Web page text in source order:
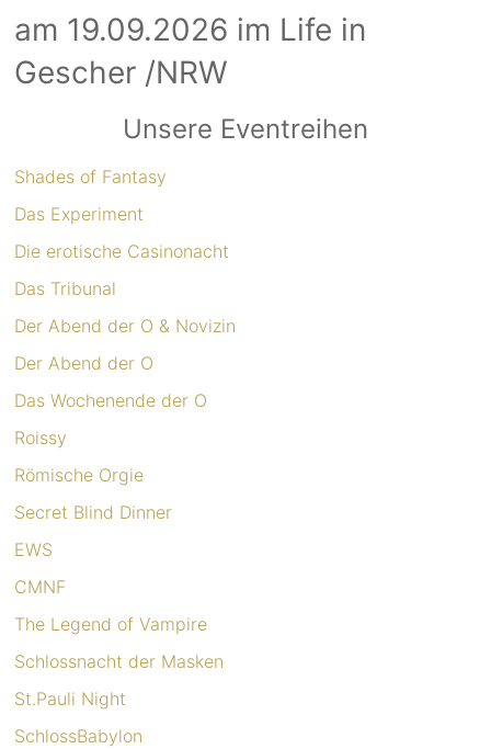
am 19.09.2026 im Life in
Gescher /NRW
Unsere Eventreihen
Shades of Fantasy
Das Experiment
Die erotische Casinonacht
Das Tribunal
Der Abend der O & Novizin
Der Abend der O
Das Wochenende der O
Roissy
Römische Orgie
Secret Blind Dinner
EWS
CMNF
The Legend of Vampire
Schlossnacht der Masken
St.Pauli Night
SchlossBabylon